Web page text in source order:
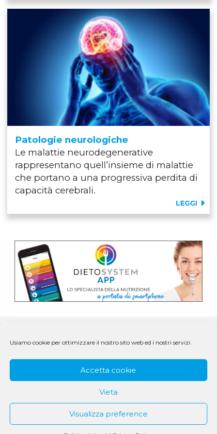
Usiamo cookie per ottimizzare il nostro sito web ed i nostri servizi.
Accetta cookie
Vieta
Visualizza preference
Patologie neurologiche
Le malattie neurodegenerative
rappresentano quell’insieme di malattie
che portano a una progressiva perdita di
capacità cerebrali.
LEGGI
© 1979 - 2025 DS Medigroup S.r.l. a socio unico | CF/P.IVA